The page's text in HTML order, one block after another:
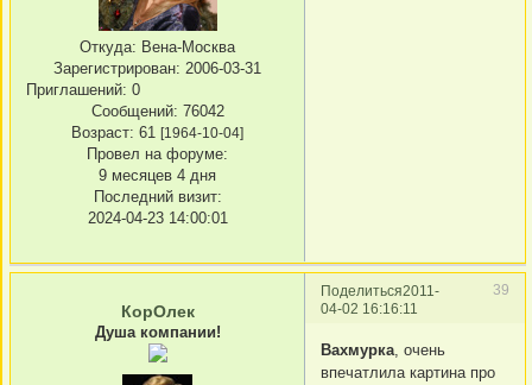
Откуда: Вена-Москва
Зарегистрирован: 2006-03-31
Приглашений: 0
Сообщений: 76042
Возраст: 61 [1964-10-04]
Провел на форуме:
9 месяцев 4 дня
Последний визит:
2024-04-23 14:00:01
Поделиться 39
2011-
04-02 16:16:11
КорОлек
Душа компании!
Вахмурка, очень
впечатлила картина про